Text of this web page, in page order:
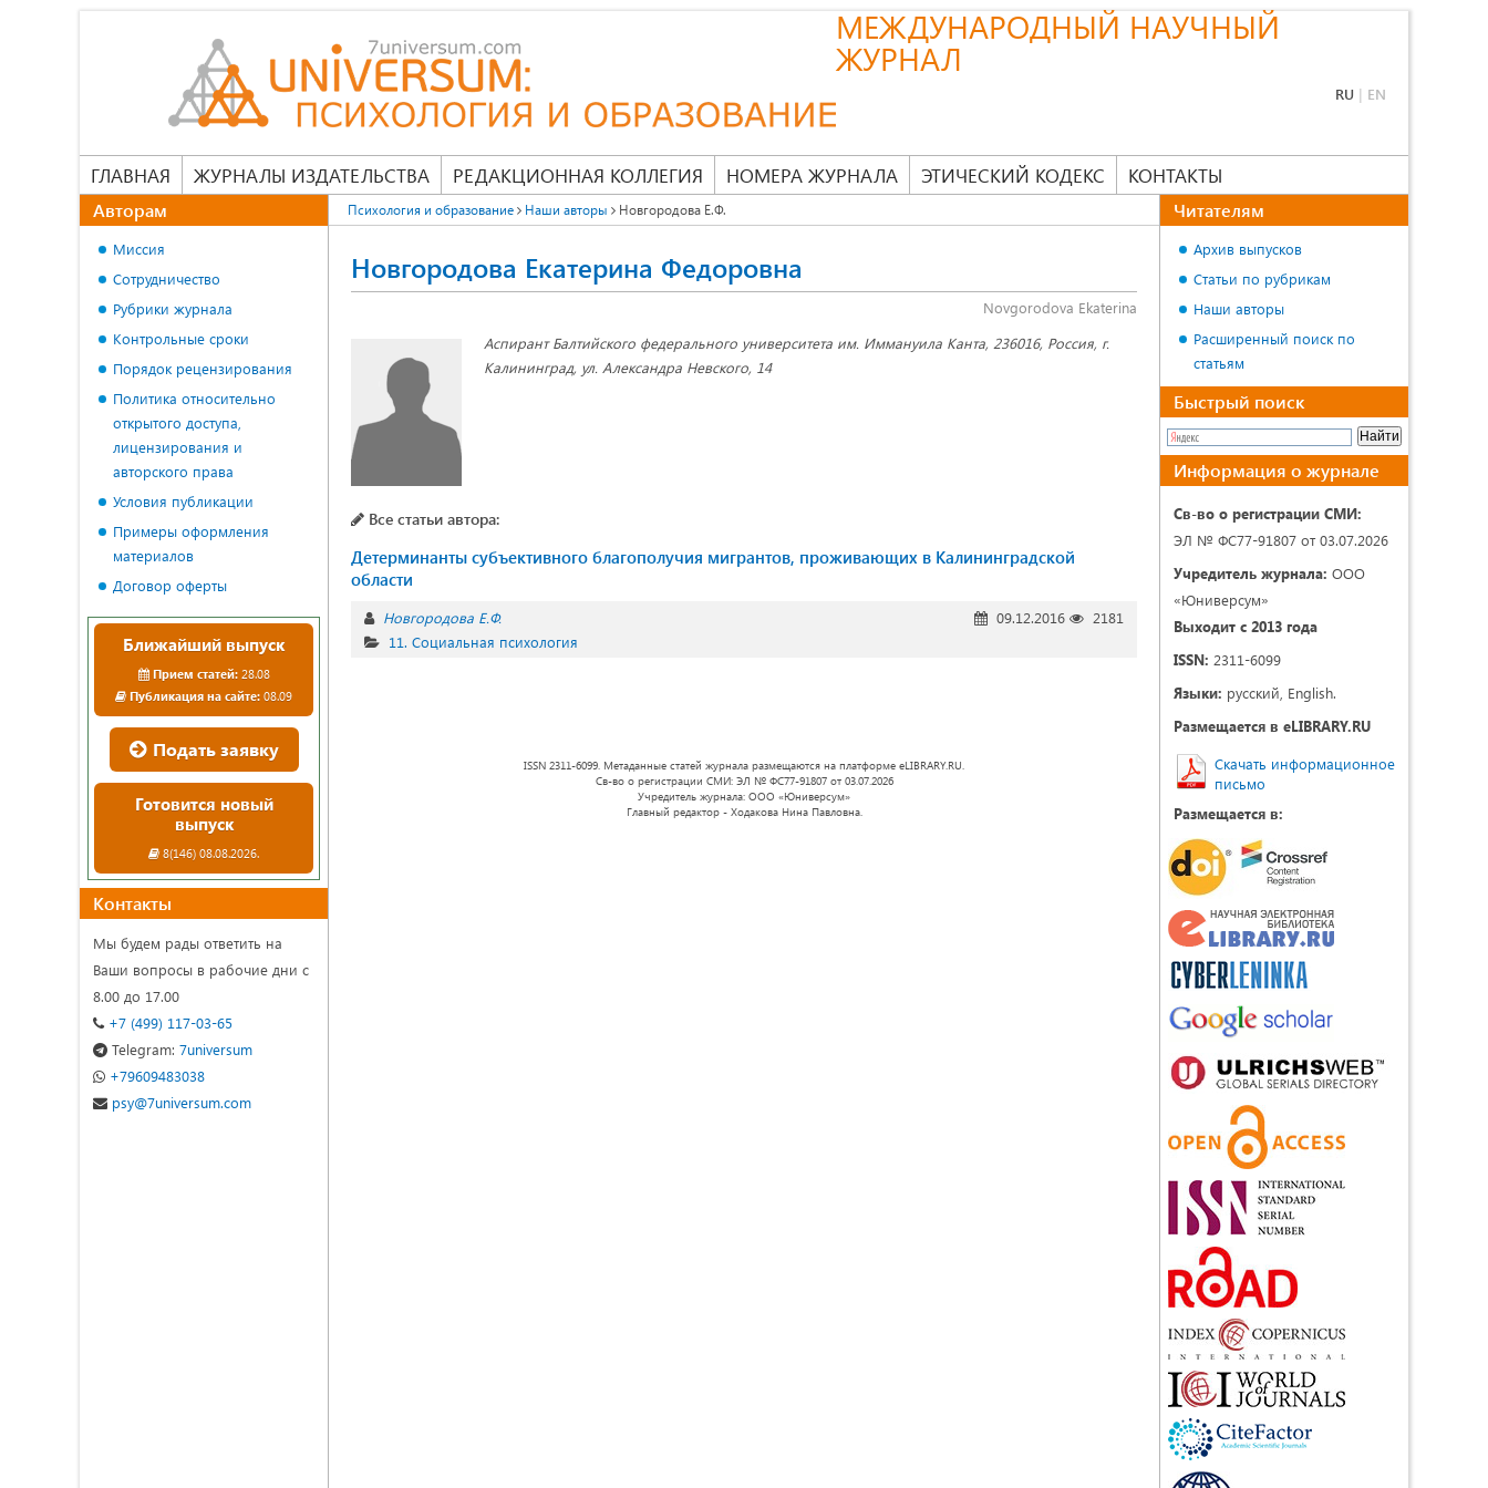
МЕЖДУНАРОДНЫЙ НАУЧНЫЙ
ЖУРНАЛ
RU | EN
ГЛАВНАЯ ЖУРНАЛЫ ИЗДАТЕЛЬСТВА РЕДАКЦИОННАЯ КОЛЛЕГИЯ НОМЕРА ЖУРНАЛА ЭТИЧЕСКИЙ КОДЕКС КОНТАКТЫ
Психология и образование Наши авторы Новгородова Е.Ф.
Новгородова Екатерина Федоровна
Novgorodova Ekaterina
Аспирант Балтийского федерального университета им. Иммануила Канта, 236016, Россия, г.
Калининград, ул. Александра Невского, 14
Все статьи автора:
Детерминанты субъективного благополучия мигрантов, проживающих в Калининградской
области
Новгородова Е.Ф. 09.12.2016
2181
11. Социальная психология
ISSN 2311-6099. Метаданные статей журнала размещаются на платформе eLIBRARY.RU.
Св-во о регистрации СМИ: ЭЛ № ФС77-91807 от 03.07.2026
Учредитель журнала: ООО «Юниверсум»
Главный редактор - Ходакова Нина Павловна.
Авторам
Миссия
Сотрудничество
Рубрики журнала
Контрольные сроки
Порядок рецензирования
Политика относительно
открытого доступа,
лицензирования и
авторского права
Условия публикации
Примеры оформления
материалов
Договор оферты
Ближайший выпуск
Прием статей:28.08
Публикация на сайте: 08.09
Подать заявку
Готовится новый
выпуск
8(146) 08.08.2026.
Контакты
Мы будем рады ответить на
Ваши вопросы в рабочие дни с
8.00 до 17.00
+7 (499) 117-03-65
Telegram: 7universum
+79609483038
psy@7universum.com
Читателям
Архив выпусков
Статьи по рубрикам
Наши авторы
Расширенный поиск по
статьям
Быстрый поиск
Информация о журнале
Св-во о регистрации СМИ:
ЭЛ № ФС77-91807 от 03.07.2026
Учредитель журнала: ООО
«Юниверсум»
Выходит с 2013 года
ISSN: 2311-6099
Языки: русский, English.
Размещается в eLIBRARY.RU
Скачать информационное
письмо
Размещается в: